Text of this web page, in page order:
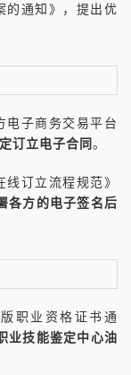
的通知》，提出优
电子商务交易平台
订立电子合同。
订立流程规范》
各方的电子签名后
职业资格证书通
业技能鉴定中心油